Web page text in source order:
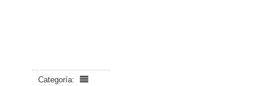
Categoría: